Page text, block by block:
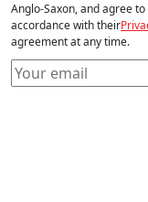
Anglo-Saxon, and agree
accordance with their
agreement at any time.